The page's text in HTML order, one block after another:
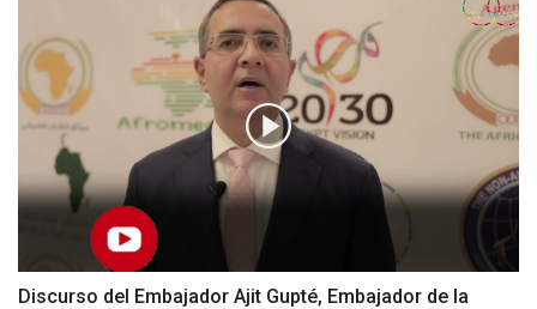
Discurso del Embajador Ajit Gupté, Embajador de la